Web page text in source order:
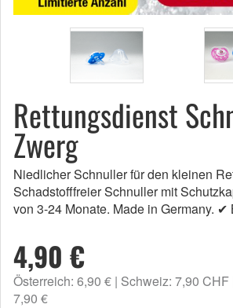
Rettungsdienst
Zwerg
Niedlicher Schnuller für den kleinen
Schadstofffreier Schnuller mit
von 3-24 Monate. Made in Germany. ✔
4,90 €
Österreich: 6,90 € Schweiz: 7,90 CHF
7,90 €